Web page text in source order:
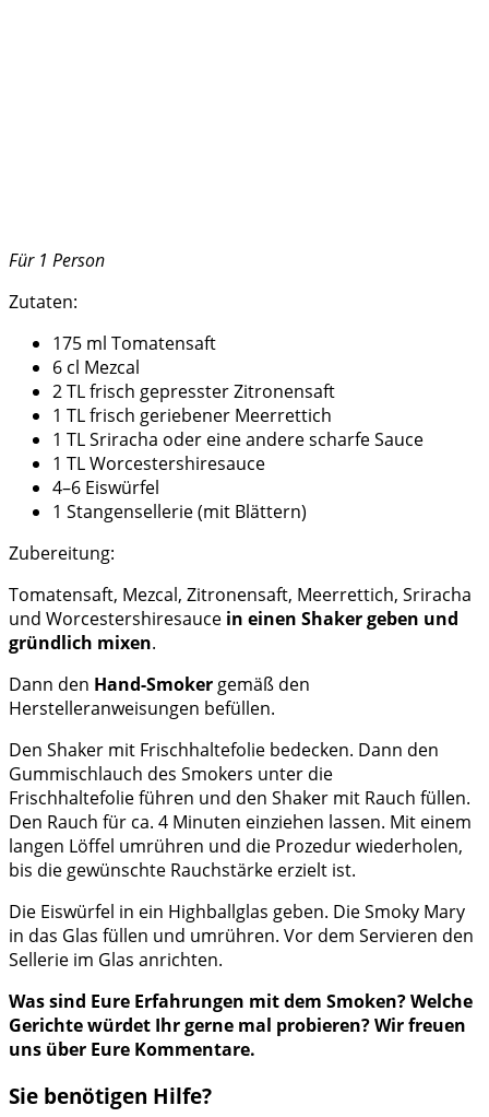
Für 1 Person
Zutaten:
175 ml Tomatensaft
6 cl Mezcal
2 TL frisch gepresster Zitronensaft
1 TL frisch geriebener Meerrettich
1 TL Sriracha oder eine andere scharfe Sauce
1 TL Worcestershiresauce
4–6 Eiswürfel
1 Stangensellerie (mit Blättern)
Zubereitung:
Tomatensaft, Mezcal, Zitronensaft, Meerrettich, Sriracha
und Worcestershiresauce in einen Shaker geben und
gründlich mixen.
Dann den Hand-Smoker gemäß den
Herstelleranweisungen befüllen.
Den Shaker mit Frischhaltefolie bedecken. Dann den
Gummischlauch des Smokers unter die
Frischhaltefolie führen und den Shaker mit Rauch füllen.
Den Rauch für ca. 4 Minuten einziehen lassen. Mit einem
langen Löffel umrühren und die Prozedur wiederholen,
bis die gewünschte Rauchstärke erzielt ist.
Die Eiswürfel in ein Highballglas geben. Die Smoky Mary
in das Glas füllen und umrühren. Vor dem Servieren den
Sellerie im Glas anrichten.
Was sind Eure Erfahrungen mit dem Smoken? Welche
Gerichte würdet Ihr gerne mal probieren? Wir freuen
uns über Eure Kommentare.
Sie benötigen Hilfe?